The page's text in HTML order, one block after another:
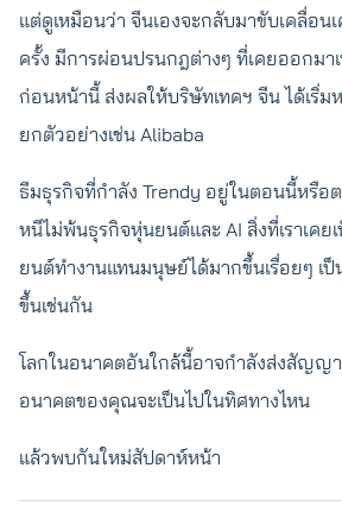
แต่ดูเหมือนว่า จีนเองจะกลับมาขับเคลื่อน
ครั้ง มีการผ่อนปรนกฎต่างๆ ที่เคยออกม
ก่อนหน้านี้ ส่งผลให้บริษัทเทคฯ จีน ได้เริ่ม
ยกตัวอย่างเช่น Alibaba
ธีมธุรกิจที่กำลัง Trendy อยู่ในตอนนี้หรือ
หนีไม่พ้นธุรกิจหุ่นยนต์และ AI สิ่งที่เราเค
ยนต์ทำงานแทนมนุษย์ได้มากขึ้นเรื่อยๆ เป็
ขึ้นเช่นกัน
โลกในอนาคตอันใกล้นี้อาจกำลังส่งสัญ
อนาคตของคุณจะเป็นไปในทิศทางไหน
แล้วพบกันใหม่สัปดาห์หน้า